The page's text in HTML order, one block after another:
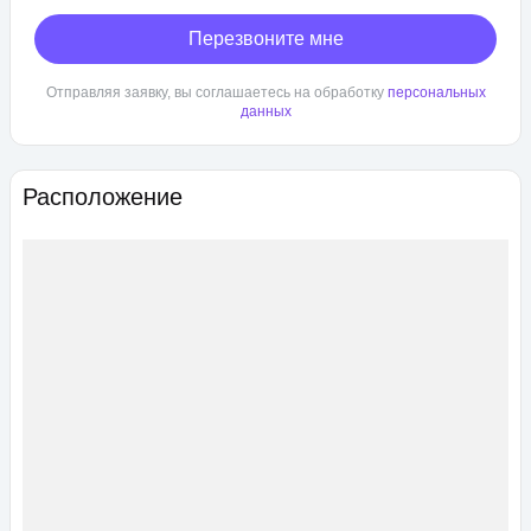
Расположение
Перезвоните мне
Отправляя заявку, вы соглашаетесь на обработку персональных
данных